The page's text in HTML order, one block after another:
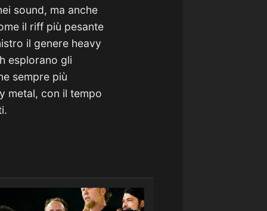
sound, ma anche
il riff più pesante
il genere heavy
esplorano gli
sempre più
metal, con il tempo